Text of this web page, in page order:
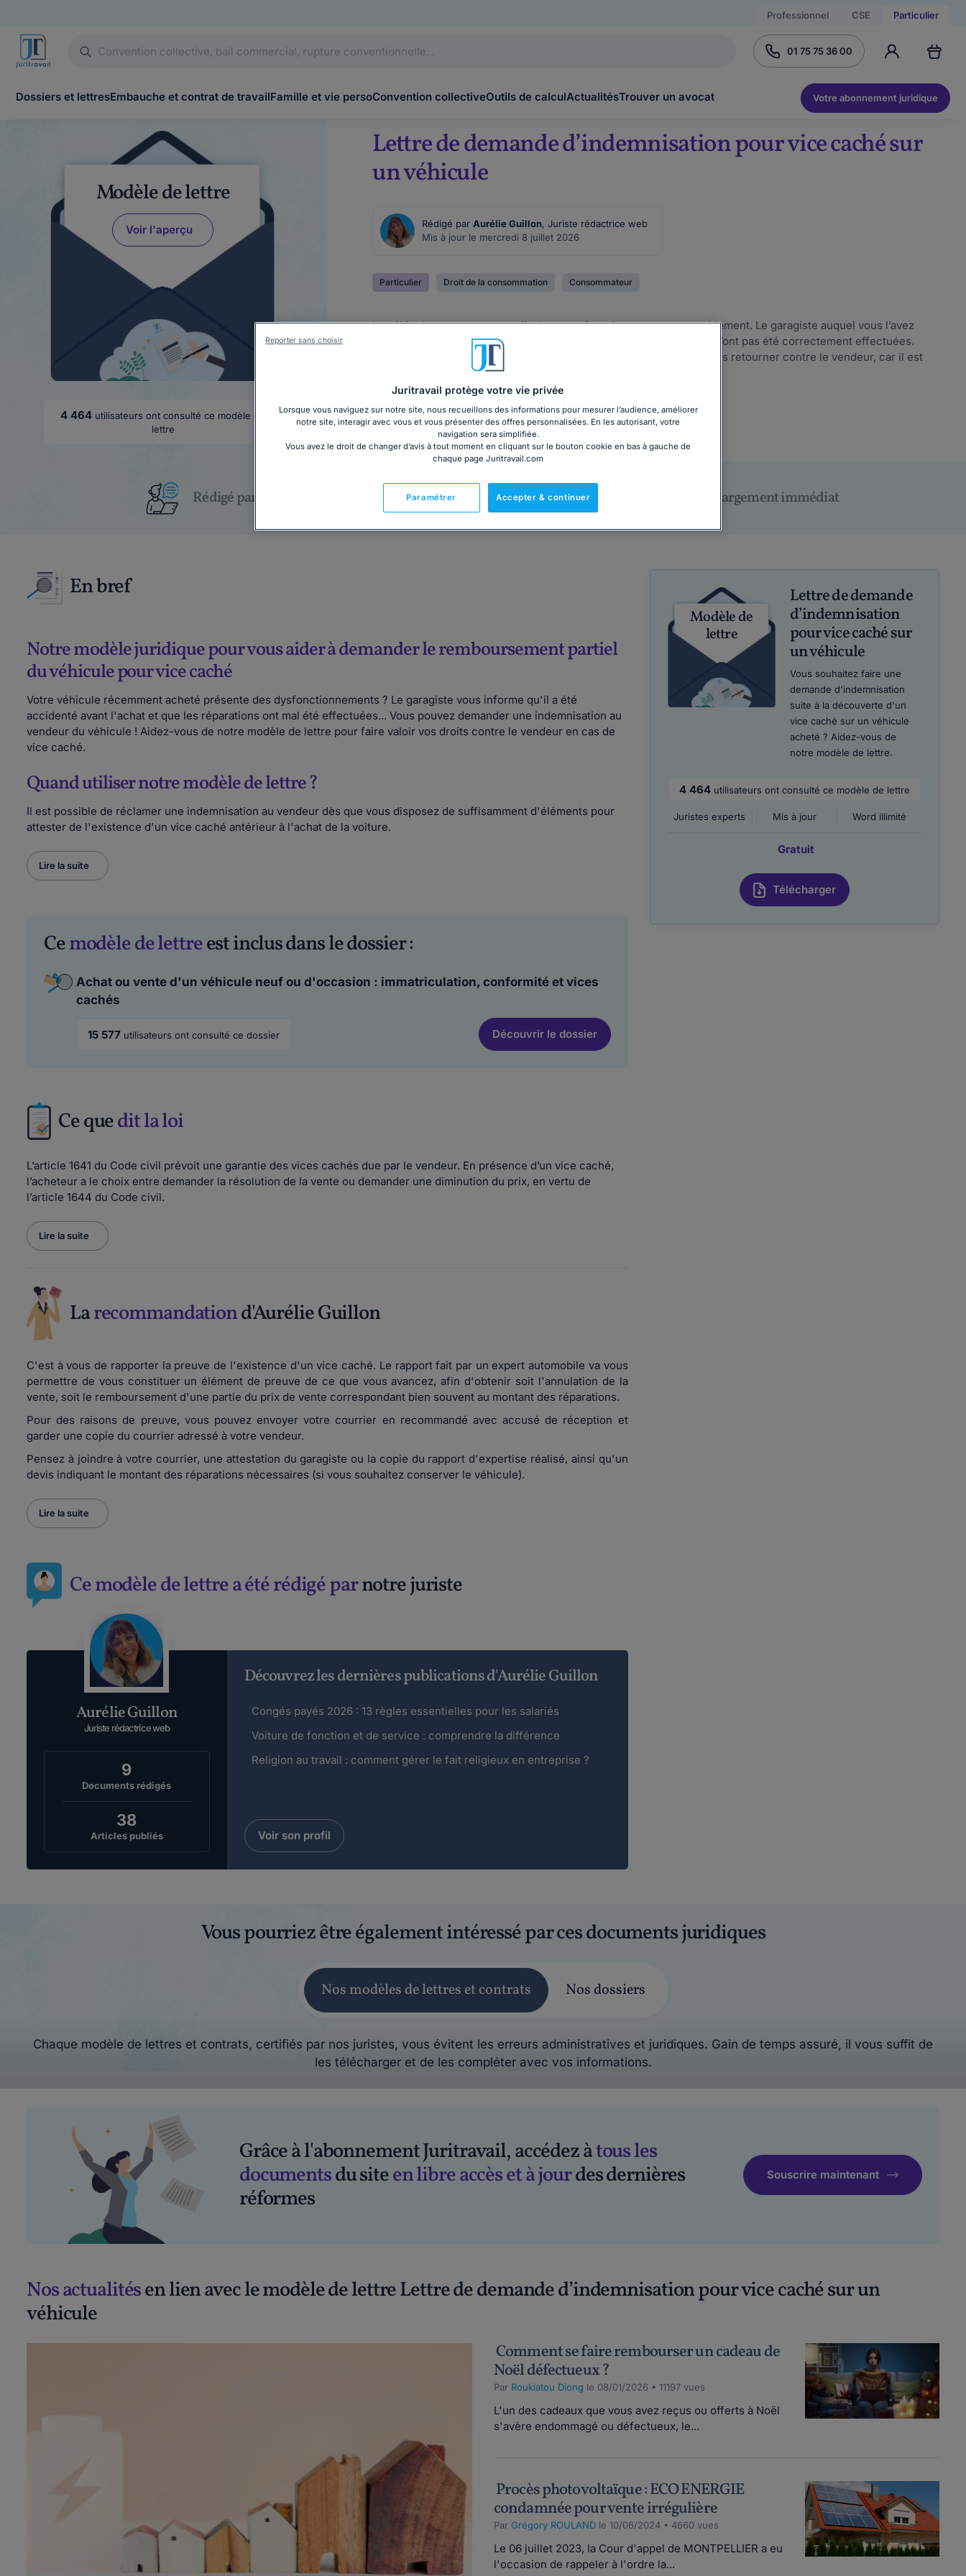
Professionnel CSE Particulier
01 75 75 36 00
Dossiers et lettresEmbauche et contrat de travailFamille et vie persoConvention collectiveOutils de calculActualitésTrouver un avocat Votre abonnement juridique
Modèle de lettre
Voir l'aperçu
4 464 utilisateurs ont consulté ce modèle de
lettre
Lettre de demande d’indemnisation pour vice caché sur
un véhicule
Rédigé par Aurélie Guillon, Juriste rédactrice web
Mis à jour le mercredi 8 juillet 2026
Particulier Droit de la consommation Consommateur
Le véhicule que vous venez d’acheter ne fonctionne pas convenablement. Le garagiste auquel vous l’avez
confié vous informe qu’il a subi un accident et que les réparations n’ont pas été correctement effectuées.
Vous ignoriez que ce véhicule avait été accidenté. Vous pouvez vous retourner contre le vendeur, car il est
tenu de garantir les vices caché ...
Gratuit Télécharger
Rédigé par un juriste Prêt à l'emploi Téléchargement immédiat
En bref
Notre modèle juridique pour vous aider à demander le remboursement partiel
du véhicule pour vice caché
Votre véhicule récemment acheté présente des dysfonctionnements ? Le garagiste vous informe qu'il a été
accidenté avant l'achat et que les réparations ont mal été effectuées... Vous pouvez demander une indemnisation au
vendeur du véhicule ! Aidez-vous de notre modèle de lettre pour faire valoir vos droits contre le vendeur en cas de
vice caché.
Quand utiliser notre modèle de lettre ?
Il est possible de réclamer une indemnisation au vendeur dès que vous disposez de suffisamment d'éléments pour
attester de l'existence d'un vice caché antérieur à l'achat de la voiture.
Lire la suite
Cemodèle de lettreest inclus dans le dossier :
Achat ou vente d'un véhicule neuf ou d'occasion : immatriculation, conformité et vices
cachés
15 577 utilisateurs ont consulté ce dossier Découvrirle dossier
Ce quedit la loi
L’article 1641 du Code civil prévoit une garantie des vices cachés due par le vendeur. En présence d’un vice caché,
l’acheteur a le choix entre demander la résolution de la vente ou demander une diminution du prix, en vertu de
l’article 1644 du Code civil.
Lire la suite
Larecommandationd'Aurélie Guillon
C'est à vous de rapporter la preuve de l'existence d'un vice caché. Le rapport fait par un expert automobile va vous
permettre de vous constituer un élément de preuve de ce que vous avancez, afin d'obtenir soit l'annulation de la
vente, soit le remboursement d'une partie du prix de vente correspondant bien souvent au montant des réparations.
Pour des raisons de preuve, vous pouvez envoyer votre courrier en recommandé avec accusé de réception et
garder une copie du courrier adressé à votre vendeur.
Pensez à joindre à votre courrier, une attestation du garagiste ou la copie du rapport d'expertise réalisé, ainsi qu'un
devis indiquant le montant des réparations nécessaires (si vous souhaitez conserver le véhicule).
Lire la suite
Ce modèle de lettre a été rédigé parnotre juriste
Aurélie Guillon
Juriste rédactrice web
9
Documents rédigés
38
Articles publiés
Découvrez les dernières publications d'Aurélie Guillon
Congés payés 2026 : 13 règles essentielles pour les salariés
Voiture de fonction et de service : comprendre la différence
Religion au travail : comment gérer le fait religieux en entreprise ?
Voir son profil
Modèle de
lettre
Lettre de demande
d’indemnisation
pour vice caché sur
un véhicule
Vous souhaitez faire une
demande d'indemnisation
suite à la découverte d'un
vice caché sur un véhicule
acheté ? Aidez-vous de
notre modèle de lettre.
4 464 utilisateurs ont consulté ce modèle de lettre
Juristes experts Mis à jour Word illimité
Gratuit
Télécharger
Vous pourriez être également intéressé par ces documents juridiques
Nos modèles de lettres et contrats Nos dossiers
Chaque modèle de lettres et contrats, certifiés par nos juristes, vous évitent les erreurs administratives et juridiques. Gain de temps assuré, il vous suffit de
les télécharger et de les compléter avec vos informations.
Grâce à l'abonnement Juritravail, accédez àtous les
documentsdu siteen libre accès et à jourdes dernières
réformes
Souscrire maintenant
Nos actualitésen lien avec le modèle de lettre Lettre de demande d’indemnisation pour vice caché sur un
véhicule
Comment se faire rembourser un cadeau de
Noël défectueux ?
Par Roukiatou Diong le 08/01/2026 • 11197 vues
L'un des cadeaux que vous avez reçus ou offerts à Noël
s'avère endommagé ou défectueux, le...
Procès photovoltaïque : ECO ENERGIE
condamnée pour vente irrégulière
Par Grégory ROULAND le 10/06/2024 • 4660 vues
Le 06 juillet 2023, la Cour d'appel de MONTPELLIER a eu
l'occasion de rappeler à l'ordre la...
Juritravail protège votre vie privée
Lorsque vous naviguez sur notre site, nous recueillons des informations pour mesurer l’audience, améliorer
notre site, interagir avec vous et vous présenter des offres personnalisées. En les autorisant, votre
navigation sera simplifiée.
Vous avez le droit de changer d’avis à tout moment en cliquant sur le bouton cookie en bas à gauche de
chaque page Juritravail.com
Accepter & continuer
Paramétrer
Reporter sans choisir